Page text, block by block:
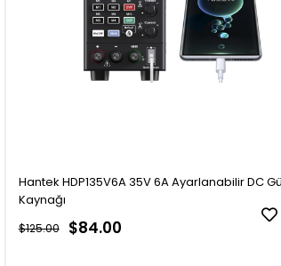
Hantek HDP135V6A 35V 6A Ayarlanabilir DC
Kaynağı
$84.00
$125.00